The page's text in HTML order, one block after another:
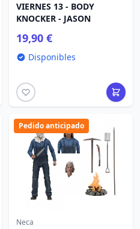
VIERNES 13 - BODY
KNOCKER - JASON
19,90 €
Disponibles
Pedido anticipado
Neca